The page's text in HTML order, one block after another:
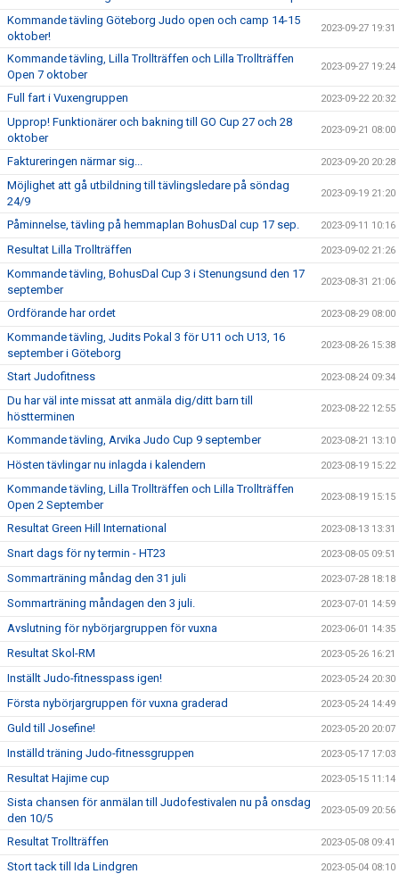
Kommande tävling Göteborg Judo open och camp 14-15
oktober!
2023-09-27 19:31
Kommande tävling, Lilla Trollträffen och Lilla Trollträffen
Open 7 oktober
2023-09-27 19:24
Full fart i Vuxengruppen 2023-09-22 20:32
Upprop! Funktionärer och bakning till GO Cup 27 och 28
oktober
2023-09-21 08:00
Faktureringen närmar sig... 2023-09-20 20:28
Möjlighet att gå utbildning till tävlingsledare på söndag
24/9
2023-09-19 21:20
Påminnelse, tävling på hemmaplan BohusDal cup 17 sep. 2023-09-11 10:16
Resultat Lilla Trollträffen 2023-09-02 21:26
Kommande tävling, BohusDal Cup 3 i Stenungsund den 17
september
2023-08-31 21:06
Ordförande har ordet 2023-08-29 08:00
Kommande tävling, Judits Pokal 3 för U11 och U13, 16
september i Göteborg
2023-08-26 15:38
Start Judofitness 2023-08-24 09:34
Du har väl inte missat att anmäla dig/ditt barn till
höstterminen
2023-08-22 12:55
Kommande tävling, Arvika Judo Cup 9 september 2023-08-21 13:10
Hösten tävlingar nu inlagda i kalendern 2023-08-19 15:22
Kommande tävling, Lilla Trollträffen och Lilla Trollträffen
Open 2 September
2023-08-19 15:15
Resultat Green Hill International 2023-08-13 13:31
Snart dags för ny termin - HT23 2023-08-05 09:51
Sommarträning måndag den 31 juli 2023-07-28 18:18
Sommarträning måndagen den 3 juli. 2023-07-01 14:59
Avslutning för nybörjargruppen för vuxna 2023-06-01 14:35
Resultat Skol-RM 2023-05-26 16:21
Inställt Judo-fitnesspass igen! 2023-05-24 20:30
Första nybörjargruppen för vuxna graderad 2023-05-24 14:49
Guld till Josefine! 2023-05-20 20:07
Inställd träning Judo-fitnessgruppen 2023-05-17 17:03
Resultat Hajime cup 2023-05-15 11:14
Sista chansen för anmälan till Judofestivalen nu på onsdag
den 10/5
2023-05-09 20:56
Resultat Trollträffen 2023-05-08 09:41
Stort tack till Ida Lindgren 2023-05-04 08:10